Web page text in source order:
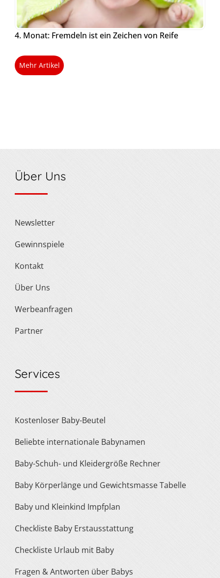
4. Monat: Fremdeln ist ein Zeichen von Reife
Mehr Artikel
Über Uns
Newsletter
Gewinnspiele
Kontakt
Über Uns
Werbeanfragen
Partner
Services
Kostenloser Baby-Beutel
Beliebte internationale Babynamen
Baby-Schuh- und Kleidergröße Rechner
Baby Körperlänge und Gewichtsmasse Tabelle
Baby und Kleinkind Impfplan
Checkliste Baby Erstausstattung
Checkliste Urlaub mit Baby
Fragen & Antworten über Babys